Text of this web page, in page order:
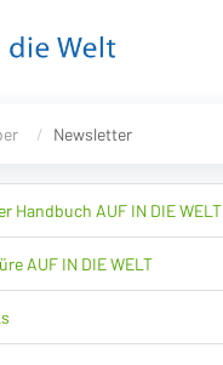
Newsletter
Handbuch AUF IN DIE WELT
AUF IN DIE WELT